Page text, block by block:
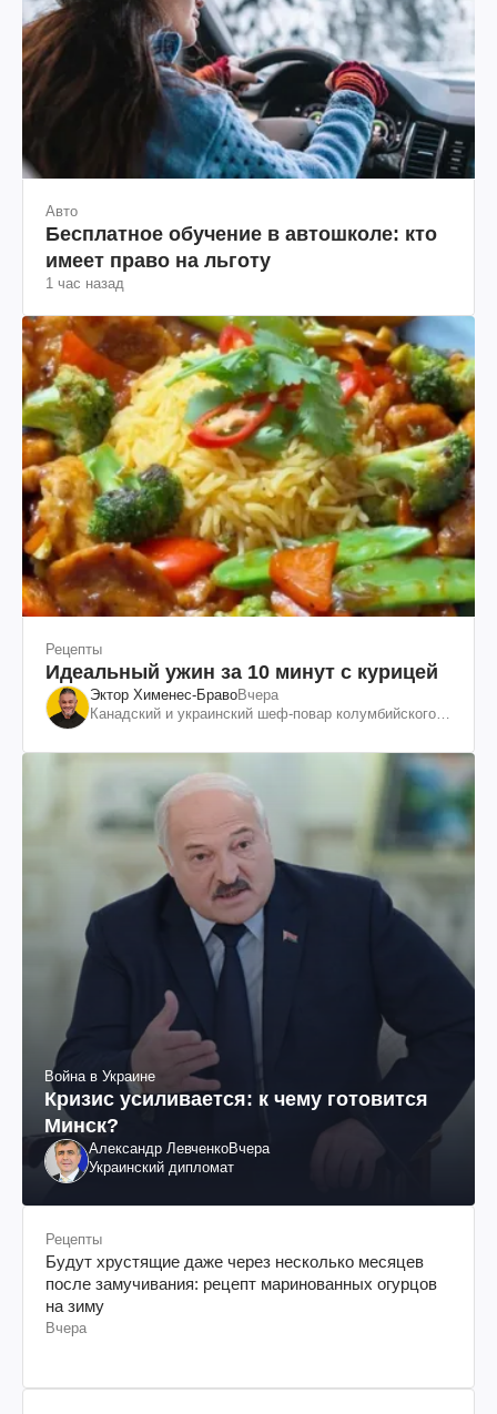
Авто
Бесплатное обучение в автошколе: кто
имеет право на льготу
1 час назад
Рецепты
Идеальный ужин за 10 минут с курицей
Эктор Хименес-БравоВчера
Канадский и украинский шеф-повар колумбийского
Война в Украине
Кризис усиливается: к чему готовится
Минск?
Александр ЛевченкоВчера
Украинский дипломат
Рецепты
Будут хрустящие даже через несколько месяцев
после замучивания: рецепт маринованных огурцов
на зиму
Вчера